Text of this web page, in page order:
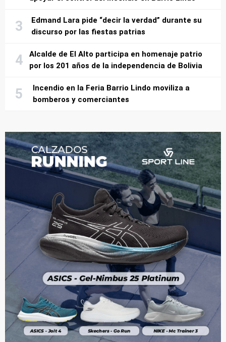
Edmand Lara pide “decir la verdad” durante su
discurso por las fiestas patrias
Alcalde de El Alto participa en homenaje patrio
por los 201 años de la independencia de Bolivia
Incendio en la Feria Barrio Lindo moviliza a
bomberos y comerciantes